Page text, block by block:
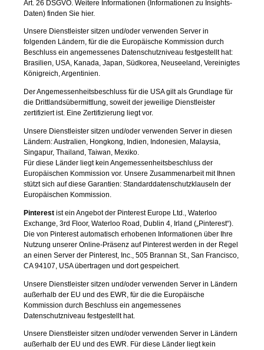
Art. 26 DSGVO. Weitere Informationen (Informationen zu Insights-
Daten) finden Sie hier.
Unsere Dienstleister sitzen und/oder verwenden Server in
folgenden Ländern, für die die Europäische Kommission durch
Beschluss ein angemessenes Datenschutzniveau festgestellt hat:
Brasilien, USA, Kanada, Japan, Südkorea, Neuseeland, Vereinigtes
Königreich, Argentinien.
Der Angemessenheitsbeschluss für die USA gilt als Grundlage für
die Drittlandsübermittlung, soweit der jeweilige Dienstleister
zertifiziert ist. Eine Zertifizierung liegt vor.
Unsere Dienstleister sitzen und/oder verwenden Server in diesen
Ländern: Australien, Hongkong, Indien, Indonesien, Malaysia,
Singapur, Thailand, Taiwan, Mexiko.
Für diese Länder liegt kein Angemessenheitsbeschluss der
Europäischen Kommission vor. Unsere Zusammenarbeit mit Ihnen
stützt sich auf diese Garantien: Standarddatenschutzklauseln der
Europäischen Kommission.
Pinterest ist ein Angebot der Pinterest Europe Ltd., Waterloo
Exchange, 3rd Floor, Waterloo Road, Dublin 4, Irland („Pinterest“).
Die von Pinterest automatisch erhobenen Informationen über Ihre
Nutzung unserer Online-Präsenz auf Pinterest werden in der Regel
an einen Server der Pinterest, Inc., 505 Brannan St., San Francisco,
CA 94107, USA übertragen und dort gespeichert.
Unsere Dienstleister sitzen und/oder verwenden Server in Ländern
außerhalb der EU und des EWR, für die die Europäische
Kommission durch Beschluss ein angemessenes
Datenschutzniveau festgestellt hat.
Unsere Dienstleister sitzen und/oder verwenden Server in Ländern
außerhalb der EU und des EWR. Für diese Länder liegt kein